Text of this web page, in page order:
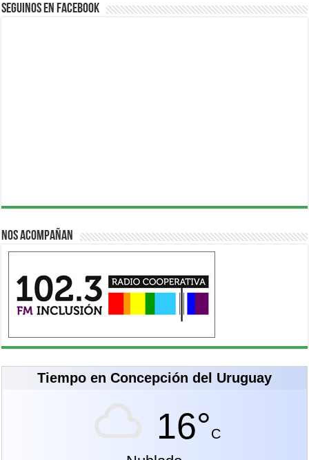
Seguinos en Facebook
Nos acompañan
Tiempo en Concepción del Uruguay
16°C